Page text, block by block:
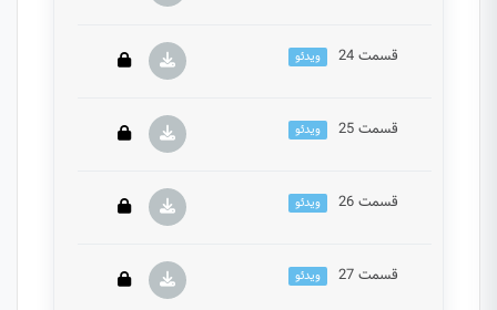
این بخش خصوصی می باشد. برای دسترسی کامل به
قسمت 24 ویدئو
این بخش خصوصی می باشد. برای دسترسی کامل به
قسمت 25 ویدئو
این بخش خصوصی می باشد. برای دسترسی کامل به
قسمت 26 ویدئو
این بخش خصوصی می باشد. برای دسترسی کامل به
قسمت 27 ویدئو